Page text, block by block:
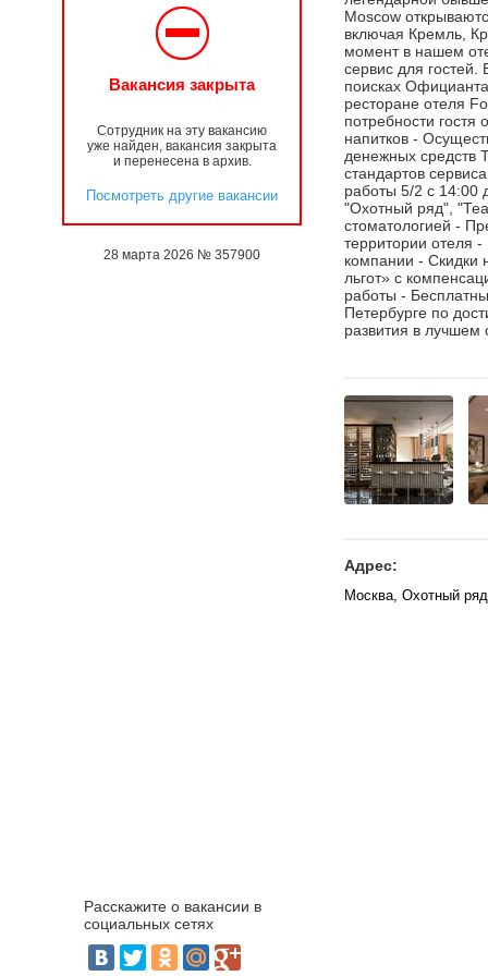
Вакансия закрыта
Сотрудник на эту вакансию
уже найден, вакансия закрыта
и перенесена в архив.
Посмотреть другие вакансии
28 марта 2026 № 357900
Moscow
включая Кремль,
момент в нашем
сервис для
поисках
ресторане отеля
потребности гостя
напитков -
денежных средств
стандартов
работы 5/2 с 14:00
"Охотный ряд",
стоматологией -
территории отеля
компании - Скидки
льгот» с
работы -
Петербурге по
развития в лучшем
Адрес:
Москва, Охотный
Расскажите о вакансии в
социальных сетях